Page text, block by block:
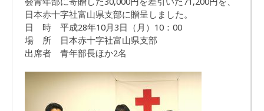
日本赤十字社富山県支部に贈呈しました。
日 時 平成28年10月3日（月）10：00
場 所 日本赤十字社富山県支部
出席者 青年部長ほか2名